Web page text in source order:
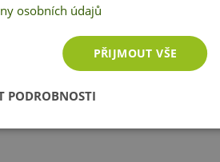
osobních údajů
PŘIJMOUT VŠE
PODROBNOSTI